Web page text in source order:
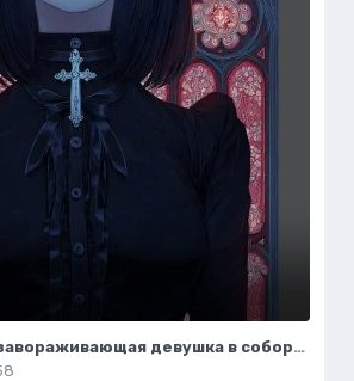
Неогothic тайна: завораживающая девушка в соборе под красным лунным светом. Генерация из нейросети Миджорни